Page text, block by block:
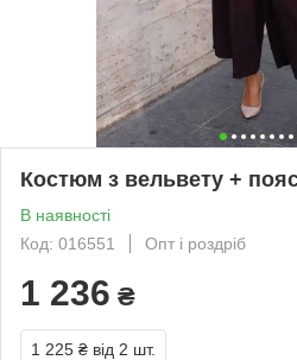
Костюм з вельвету +
В наявності
Код: 016551
Опт і роздріб
1 236 ₴
1 225 ₴ від 2 шт.